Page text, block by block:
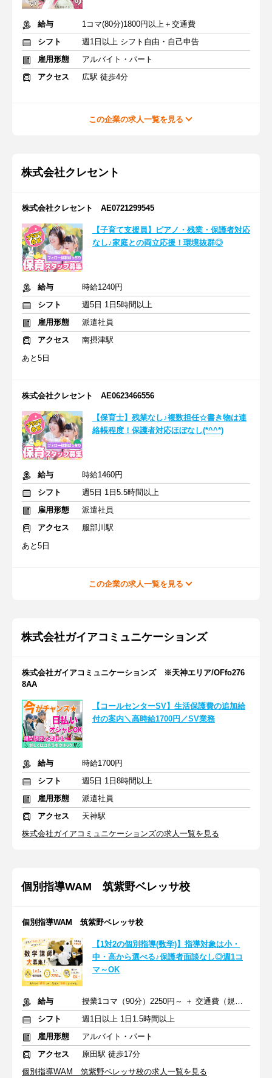
給与
1コマ(80分)1800円以上＋交通費
シフト
週1日以上 シフト自由・自己申告
雇用形態
アルバイト・パート
アクセス
広駅 徒歩4分
この企業の求人一覧を見る
株式会社クレセント
株式会社クレセント AE0721299545
【子育て支援員】ピアノ・残業・保護者対応
なし♪家庭との両立応援！環境抜群◎
給与
時給1240円
シフト
週5日 1日5時間以上
雇用形態
派遣社員
アクセス
南摂津駅
あと5日
株式会社クレセント AE0623466556
【保育士】残業なし♪複数担任☆書き物は連
絡帳程度！保護者対応ほぼなし(*^^*)
給与
時給1460円
シフト
週5日 1日5.5時間以上
雇用形態
派遣社員
アクセス
服部川駅
あと5日
この企業の求人一覧を見る
株式会社ガイアコミュニケーションズ
株式会社ガイアコミュニケーションズ ※天神エリア/OFfo276
8AA
【コールセンターSV】生活保護費の追加給
付の案内＼高時給1700円／SV業務
給与
時給1700円
シフト
週5日 1日8時間以上
雇用形態
派遣社員
アクセス
天神駅
株式会社ガイアコミュニケーションズの求人一覧を見る
個別指導WAM 筑紫野ベレッサ校
個別指導WAM 筑紫野ベレッサ校
【1対2の個別指導(数学)】指導対象は小・
中・高から選べる♪保護者面談なし◎週1コ
マ～OK
給与
授業1コマ（90分）2250円～ ＋ 交通費（規定あり）
シフト
週1日以上 1日1.5時間以上
雇用形態
アルバイト・パート
アクセス
原田駅 徒歩17分
個別指導WAM 筑紫野ベレッサ校の求人一覧を見る